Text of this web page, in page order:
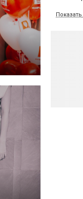
Показать